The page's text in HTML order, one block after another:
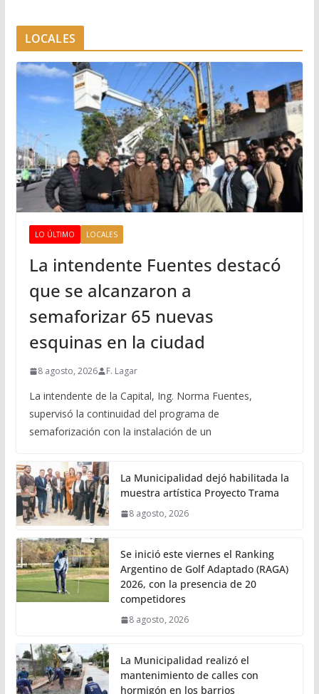
LOCALES
LO ÚLTIMO LOCALES
La intendente Fuentes destacó
que se alcanzaron a
semaforizar 65 nuevas
esquinas en la ciudad
8 agosto, 2026 F. Lagar
La intendente de la Capital, Ing. Norma Fuentes,
supervisó la continuidad del programa de
semaforización con la instalación de un
La Municipalidad dejó habilitada la
muestra artística Proyecto Trama
8 agosto, 2026
Se inició este viernes el Ranking
Argentino de Golf Adaptado (RAGA)
2026, con la presencia de 20
competidores
8 agosto, 2026
La Municipalidad realizó el
mantenimiento de calles con
hormigón en los barrios